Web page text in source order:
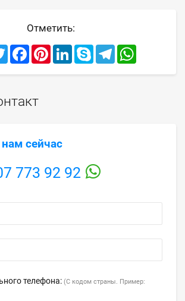
Отметить:
TwitterFacebookPinterestLinkedInSkype Telegram
сейчас
773 92 92
телефона: (С кодом страны. Пример: